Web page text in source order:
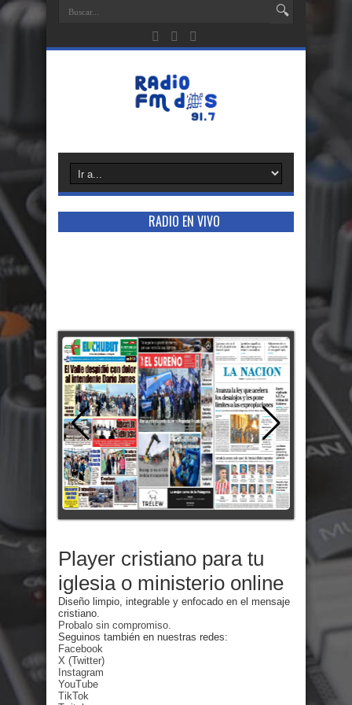
RADIO EN VIVO
Player cristiano para tu
iglesia o ministerio online
Diseño limpio, integrable y enfocado en el mensaje
cristiano.
Probalo sin compromiso.
Seguinos también en nuestras redes:
Facebook
X (Twitter)
Instagram
YouTube
TikTok